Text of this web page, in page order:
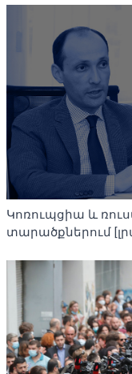
Կոռուպցիա և
տարածքներում